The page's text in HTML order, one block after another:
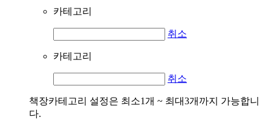
카테고리
취소
카테고리
취소
책장카테고리 설정은 최소1개 ~ 최대3개까지 가능합니
다.